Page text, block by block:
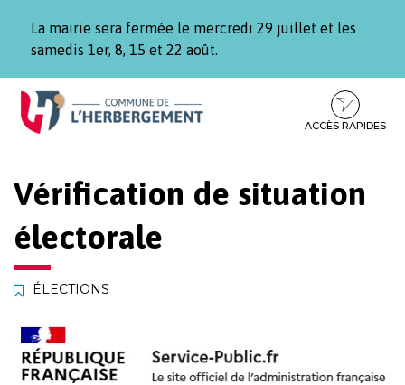
La mairie sera fermée le mercredi 29 juillet et les
samedis 1er, 8, 15 et 22 août.
Aller
Aller
contenu
Aller
pied
ACCÈS RAPIDES
Vérification de situation
électorale
ÉLECTIONS